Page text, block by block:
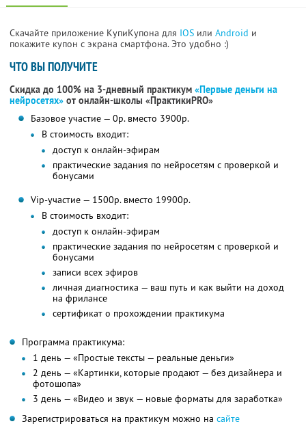
Скачайте приложение КупиКупона для IOS или Android и
покажите купон с экрана смартфона. Это удобно :)
ЧТО ВЫ ПОЛУЧИТЕ
Скидка до 100% на 3-дневный практикум «Первые деньги на
нейросетях» от онлайн-школы «ПрактикиPRO»
Базовое участие — 0р. вместо 3900р.
В стоимость входит:
доступ к онлайн-эфирам
практические задания по нейросетям с проверкой и
бонусами
Vip-участие — 1500р. вместо 19900р.
В стоимость входит:
доступ к онлайн-эфирам
практические задания по нейросетям с проверкой и
бонусами
записи всех эфиров
личная диагностика — ваш путь и как выйти на доход
на фрилансе
сертификат о прохождении практикума
Программа практикума:
1 день — «Простые тексты — реальные деньги»
2 день — «Картинки, которые продают — без дизайнера и
фотошопа»
3 день — «Видео и звук — новые форматы для заработка»
Зарегистрироваться на практикум можно на сайте